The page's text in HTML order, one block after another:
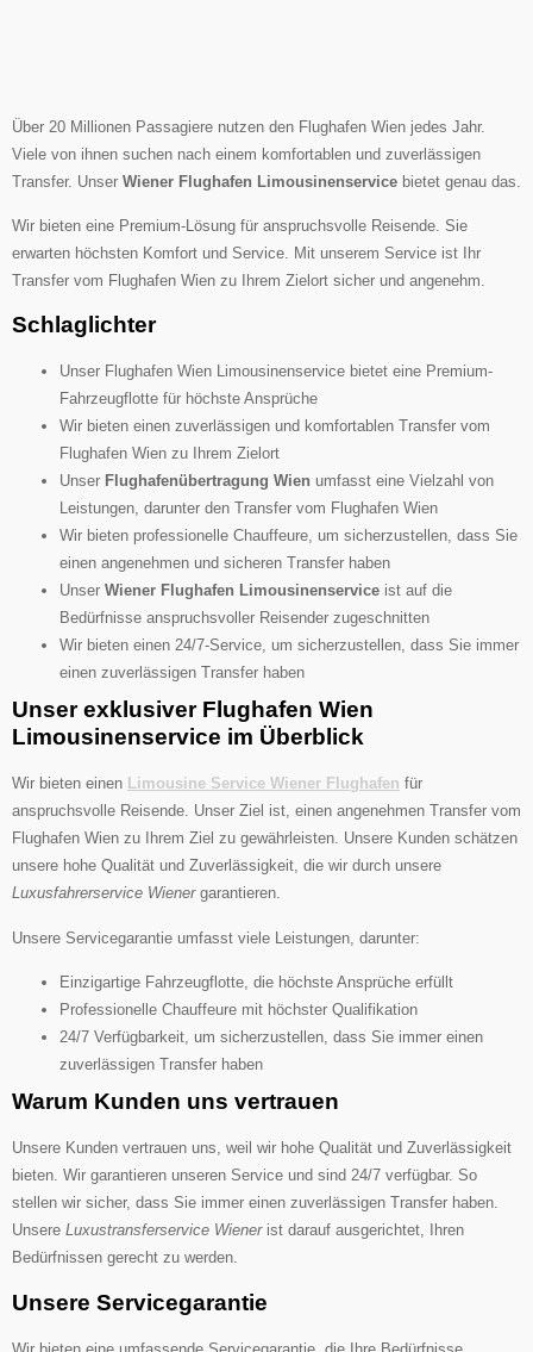
Über 20 Millionen Passagiere nutzen den Flughafen Wien jedes Jahr.
Viele von ihnen suchen nach einem komfortablen und zuverlässigen
Transfer. Unser Wiener Flughafen Limousinenservice bietet genau das.
Wir bieten eine Premium-Lösung für anspruchsvolle Reisende. Sie
erwarten höchsten Komfort und Service. Mit unserem Service ist Ihr
Transfer vom Flughafen Wien zu Ihrem Zielort sicher und angenehm.
Schlaglichter
Unser Flughafen Wien Limousinenservice bietet eine Premium-
Fahrzeugflotte für höchste Ansprüche
Wir bieten einen zuverlässigen und komfortablen Transfer vom
Flughafen Wien zu Ihrem Zielort
Unser Flughafenübertragung Wien umfasst eine Vielzahl von
Leistungen, darunter den Transfer vom Flughafen Wien
Wir bieten professionelle Chauffeure, um sicherzustellen, dass Sie
einen angenehmen und sicheren Transfer haben
Unser Wiener Flughafen Limousinenservice ist auf die
Bedürfnisse anspruchsvoller Reisender zugeschnitten
Wir bieten einen 24/7-Service, um sicherzustellen, dass Sie immer
einen zuverlässigen Transfer haben
Unser exklusiver Flughafen Wien
Limousinenservice im Überblick
Wir bieten einen Limousine Service Wiener Flughafen für
anspruchsvolle Reisende. Unser Ziel ist, einen angenehmen Transfer vom
Flughafen Wien zu Ihrem Ziel zu gewährleisten. Unsere Kunden schätzen
unsere hohe Qualität und Zuverlässigkeit, die wir durch unsere
Luxusfahrerservice Wienergarantieren.
Unsere Servicegarantie umfasst viele Leistungen, darunter:
Einzigartige Fahrzeugflotte, die höchste Ansprüche erfüllt
Professionelle Chauffeure mit höchster Qualifikation
24/7 Verfügbarkeit, um sicherzustellen, dass Sie immer einen
zuverlässigen Transfer haben
Warum Kunden uns vertrauen
Unsere Kunden vertrauen uns, weil wir hohe Qualität und Zuverlässigkeit
bieten. Wir garantieren unseren Service und sind 24/7 verfügbar. So
stellen wir sicher, dass Sie immer einen zuverlässigen Transfer haben.
Unsere Luxustransferservice Wienerist darauf ausgerichtet, Ihren
Bedürfnissen gerecht zu werden.
Unsere Servicegarantie